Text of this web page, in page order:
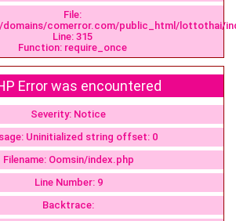
File:
comerror.com/public_html/lottothai/
Line: 315
Function: require_once
Error was encountered
Severity: Notice
Uninitialized string offset: 0
Filename: Oomsin/index.php
Line Number: 9
Backtrace: